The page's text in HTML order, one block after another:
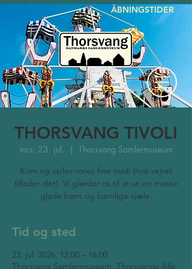
ÅBNINGSTIDER
THORSVANG TIVOLI
tors. 23. jul.
  |
Thorsvang Samlermuseum
Kom og oplev vores fine tivoli (hvis vejret
tillader det). Vi glæder os til at se en masse
glade børn og barnlige sjæle.
Tid og sted
23. jul. 2026, 12.00 – 16.00
Thorsvang Samlermuseum, Thorsvangs Alle